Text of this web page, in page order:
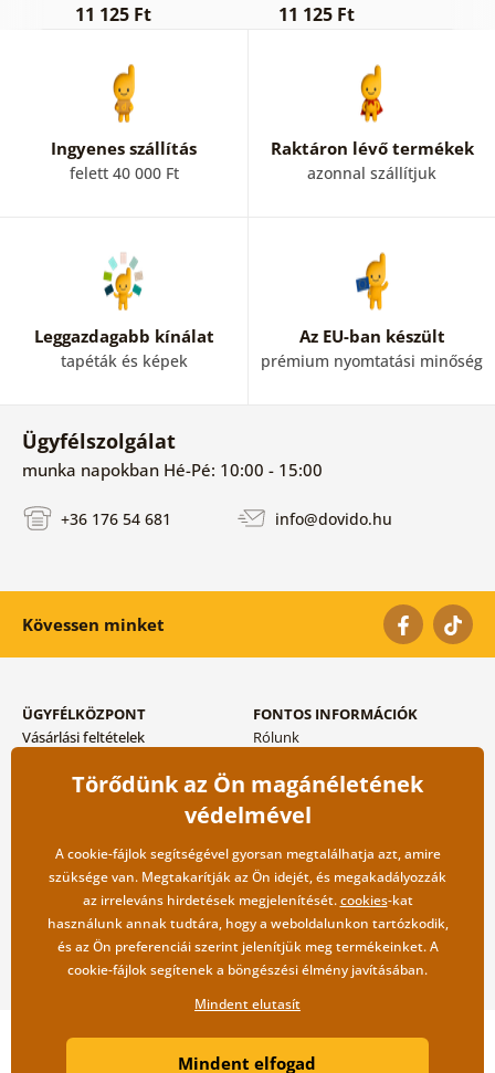
11 125 Ft 11 125 Ft
Ingyenes szállítás
felett 40 000 Ft
Raktáron lévő termékek
azonnal szállítjuk
Leggazdagabb kínálat
tapéták és képek
Az EU-ban készült
prémium nyomtatási minőség
Ügyfélszolgálat
munka napokban Hé-Pé: 10:00 - 15:00
+36 176 54 681 info@dovido.hu
Kövessen minket
ÜGYFÉLKÖZPONT
Vásárlási feltételek
Szállítási és fizetési módok
FONTOS INFORMÁCIÓK
Rólunk
Blog
Kapcsolat
Nagykereskedelmi
együttműködés
Copyright ©2019 © Dovido.hu.
Litvanyi.sk| A webáruházat készítette
Törődünk az Ön magánéletének
védelmével
A cookie-fájlok segítségével gyorsan megtalálhatja azt, amire
szüksége van. Megtakarítják az Ön idejét, és megakadályozzák
az irreleváns hirdetések megjelenítését.cookies-kat
használunk annak tudtára, hogy a weboldalunkon tartózkodik,
és az Ön preferenciái szerint jelenítjük meg termékeinket. A
cookie-fájlok segítenek a böngészési élmény javításában.
Mindent elutasít
Mindent elfogad